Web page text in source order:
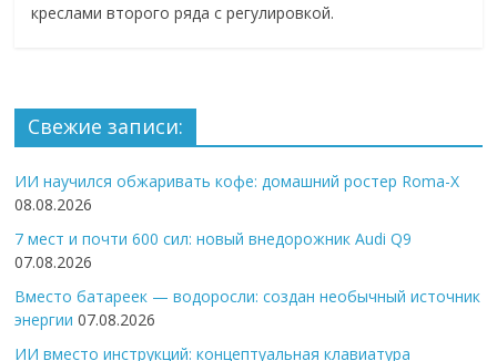
креслами второго ряда с регулировкой.
Свежие записи:
ИИ научился обжаривать кофе: домашний ростер Roma-X
08.08.2026
7 мест и почти 600 сил: новый внедорожник Audi Q9
07.08.2026
Вместо батареек — водоросли: создан необычный источник
энергии 07.08.2026
ИИ вместо инструкций: концептуальная клавиатура